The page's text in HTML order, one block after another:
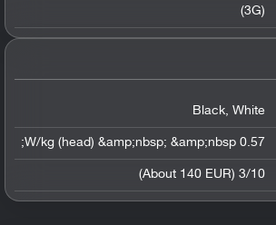
(3G)
Black, White
0.57 W/kg (head) &amp;nbsp; &amp;nbsp;
3/10 (About 140 EUR)